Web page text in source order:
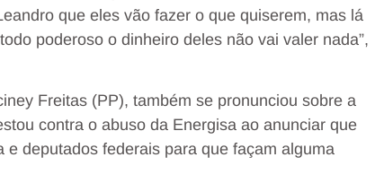
que eles vão fazer o que quiserem, mas lá
poderoso o dinheiro deles não vai valer nada”,
Freitas (PP), também se pronunciou sobre a
contra o abuso da Energisa ao anunciar que
deputados federais para que façam alguma